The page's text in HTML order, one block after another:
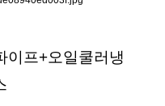
이프+오일쿨러냉